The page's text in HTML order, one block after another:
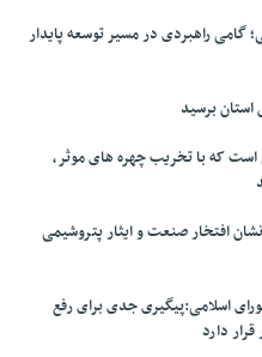
راهبردی در مسیر توسعه پایدار
استان برسید
که با تخریب چهره های موثر،
افتخار صنعت و ایثار پتروشیمی
اسلامی:پیگیری جدی برای رفع
دارد